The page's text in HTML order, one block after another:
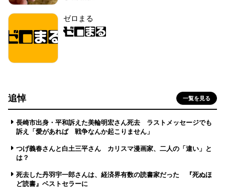
ゼロまる
追悼 一覧を見る
長崎市出身・平和訴えた美輪明宏さん死去 ラストメッセージでも
訴え「愛があれば 戦争なんか起こりません」
つげ義春さんと白土三平さん カリスマ漫画家、二人の「違い」と
は？
死去した丹羽宇一郎さんは、経済界有数の読書家だった 『死ぬほ
ど読書』ベストセラーに